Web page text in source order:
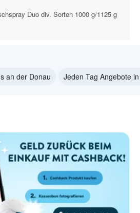
Duo div. Sorten 1000 g/1125 g
an der Donau
Jeden Tag Angebote